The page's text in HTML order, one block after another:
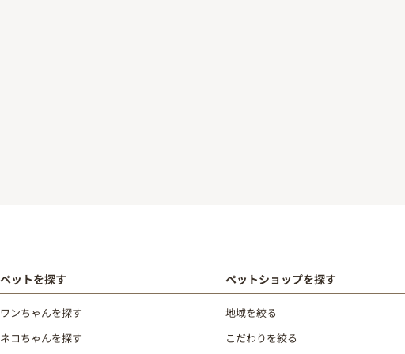
ペットを探す
ワンちゃんを探す
ネコちゃんを探す
ペットショップを探す
地域を絞る
こだわりを絞る